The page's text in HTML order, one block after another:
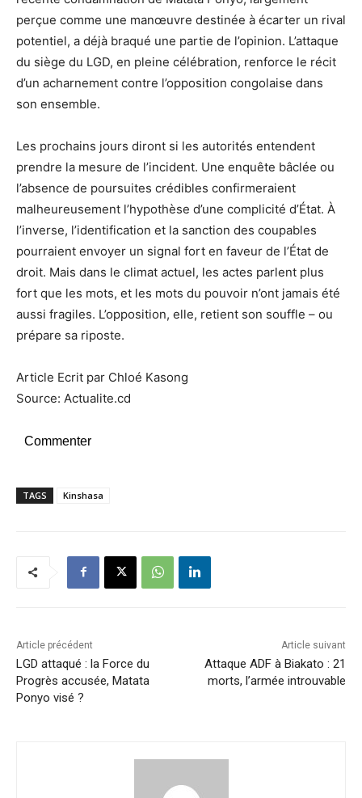
perçue comme une manœuvre destinée à écarter un rival
potentiel, a déjà braqué une partie de l’opinion. L’attaque
du siège du LGD, en pleine célébration, renforce le récit
d’un acharnement contre l’opposition congolaise dans
son ensemble.
Les prochains jours diront si les autorités entendent
prendre la mesure de l’incident. Une enquête bâclée ou
l’absence de poursuites crédibles confirmeraient
malheureusement l’hypothèse d’une complicité d’État. À
l’inverse, l’identification et la sanction des coupables
pourraient envoyer un signal fort en faveur de l’État de
droit. Mais dans le climat actuel, les actes parlent plus
fort que les mots, et les mots du pouvoir n’ont jamais été
aussi fragiles. L’opposition, elle, retient son souffle – ou
prépare sa riposte.
Article Ecrit par Chloé Kasong
Source: Actualite.cd
Commenter
TAGS Kinshasa
Article précédent
LGD attaqué : la Force du
Progrès accusée, Matata
Ponyo visé ?
Article suivant
Attaque ADF à Biakato : 21
morts, l’armée introuvable